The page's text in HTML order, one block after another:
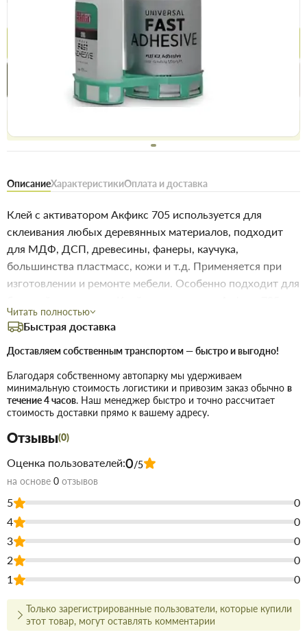
109.9 грн107.9 грн
Купить
Нашли дешевле Акции
ОписаниеХарактеристикиОплата и доставка
Клей с активатором Акфикс 705 используется для
склеивания любых деревянных материалов, подходит
для МДФ, ДСП, древесины, фанеры, каучука,
большинства пластмасс, кожи и т.д. Применяется при
изготовлении и ремонте мебели. Особенно подходит для
обладает высокой прочностью и скоростью склеивания,
возможно использование на вертикальных поверхностях,
склеивание материалов, имеющих пористую или
неровную поверхность. Характеристика: • Объем – 100
мл+25 мл; • Основание: цианоакрилат; • Назначение
средства: универсальное, фиксация, склеивание и
герметизация, ремонт и восстановление изделий, для
древесины, металла, обуви.
Купить Клей для МДФ Akfix 100 мл+25 мл в Запорожье
для строительства и ремонта. В магазине строительных
непосредственно на складе, или на сайте, что сэкономит Вам
время.
Преимущества нашего интернет-магазина стройтоваров не
только в цене!
Мы предлагаем купить товары действительно высокого
непосредственными производителями.
В наличии продукция для строительства и ремонта с самым
широким ассортиментом.
Читать полностью
Быстрая доставка
Доставляем собственным транспортом — быстро и выгодно!
Благодаря собственному автопарку мы удерживаем
минимальную стоимость логистики и привозим заказ обычно в
течение 4 часов. Наш менеджер быстро и точно рассчитает
стоимость доставки прямо к вашему адресу.
Отзывы(0)
Оценка пользователей:0/5
на основе 0 отзывов
5
0
4
0
3
0
2
0
1
0
Только зарегистрированные пользователи, которые купили
этот товар, могут оставлять комментарии